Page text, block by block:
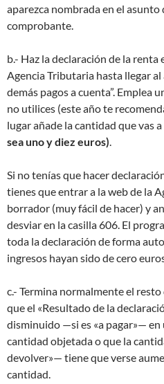
aparezca nombrada en el
comprobante.
b.- Haz la declaración de la renta
Agencia Tributaria hasta llegar
demás pagos a cuenta”. Emplea
no utilices (este año te
lugar añade la cantidad que vas
sea uno y diez euros).
Si no tenías que hacer
tienes que entrar a la web de la
borrador (muy fácil de hacer) y
desviar en la casilla 606. El
toda la declaración de forma
ingresos hayan sido de cero
c.- Termina normalmente el
que el «Resultado de la
disminuido —si es «a pagar»— en
cantidad objetada o que la
devolver»— tiene que verse
cantidad.